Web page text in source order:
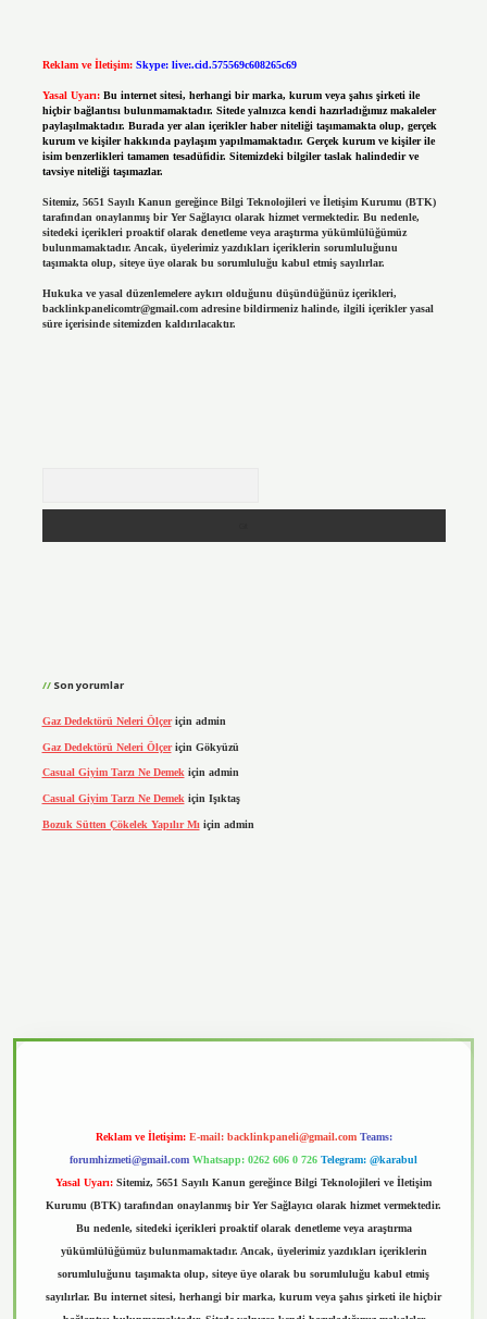
Reklam ve İletişim: Skype: live:.cid.575569c608265c69
Yasal Uyarı: Bu internet sitesi, herhangi bir marka, kurum veya şahıs şirketi ile
hiçbir bağlantısı bulunmamaktadır. Sitede yalnızca kendi hazırladığımız makaleler
paylaşılmaktadır. Burada yer alan içerikler haber niteliği taşımamakta olup, gerçek
kurum ve kişiler hakkında paylaşım yapılmamaktadır. Gerçek kurum ve kişiler ile
isim benzerlikleri tamamen tesadüfidir. Sitemizdeki bilgiler taslak halindedir ve
tavsiye niteliği taşımazlar.
Sitemiz, 5651 Sayılı Kanun gereğince Bilgi Teknolojileri ve İletişim Kurumu (BTK)
tarafından onaylanmış bir Yer Sağlayıcı olarak hizmet vermektedir. Bu nedenle,
sitedeki içerikleri proaktif olarak denetleme veya araştırma yükümlülüğümüz
bulunmamaktadır. Ancak, üyelerimiz yazdıkları içeriklerin sorumluluğunu
taşımakta olup, siteye üye olarak bu sorumluluğu kabul etmiş sayılırlar.
Hukuka ve yasal düzenlemelere aykırı olduğunu düşündüğünüz içerikleri,
backlinkpanelicomtr@gmail.comadresine bildirmeniz halinde, ilgili içerikler yasal
süre içerisinde sitemizden kaldırılacaktır.
Son yorumlar
Gaz Dedektörü Neleri Ölçeriçin admin
Gaz Dedektörü Neleri Ölçeriçin Gökyüzü
Casual Giyim Tarzı Ne Demekiçin admin
Casual Giyim Tarzı Ne Demek için Işıktaş
Bozuk Sütten Çökelek Yapılır Mı için admin
Reklam ve İletişim: E-mail: backlinkpaneli@gmail.com Teams:
forumhizmeti@gmail.com Whatsapp: 0262 606 0 726 Telegram: @karabul
Yasal Uyarı: Sitemiz, 5651 Sayılı Kanun gereğince Bilgi Teknolojileri ve İletişim
Kurumu (BTK) tarafından onaylanmış bir Yer Sağlayıcı olarak hizmet vermektedir.
Bu nedenle, sitedeki içerikleri proaktif olarak denetleme veya araştırma
yükümlülüğümüz bulunmamaktadır. Ancak, üyelerimiz yazdıkları içeriklerin
sorumluluğunu taşımakta olup, siteye üye olarak bu sorumluluğu kabul etmiş
sayılırlar. Bu internet sitesi, herhangi bir marka, kurum veya şahıs şirketi ile hiçbir